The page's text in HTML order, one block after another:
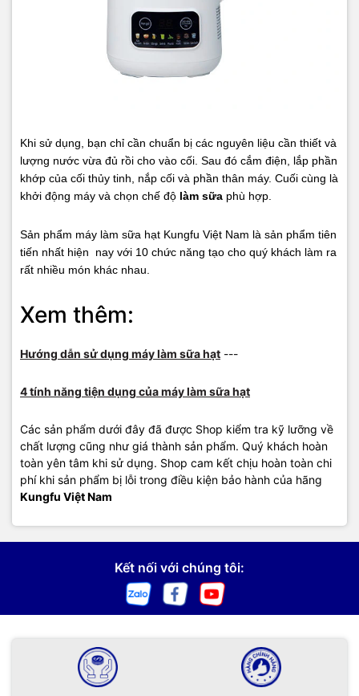
Khi sử dụng, bạn chỉ cần chuẩn bị các nguyên liệu cần thiết và
lượng nước vừa đủ rồi cho vào cối. Sau đó cắm điện, lắp phần
khớp của cối thủy tinh, nắp cối và phần thân máy. Cuối cùng là
khởi động máy và chọn chế độ làm sữa phù hợp.
Sản phẩm máy làm sữa hạt Kungfu Việt Nam là sản phẩm tiên
tiến nhất hiện nay với 10 chức năng tạo cho quý khách làm ra
rất nhiều món khác nhau.
Xem thêm:
Hướng dẫn sử dụng máy làm sữa hạt ---
4 tính năng tiện dụng của máy làm sữa hạt
Các sản phẩm dưới đây đã được Shop kiểm tra kỹ lưỡng về
chất lượng cũng như giá thành sản phẩm. Quý khách hoàn
toàn yên tâm khi sử dụng. Shop cam kết chịu hoàn toàn chi
phí khi sản phẩm bị lỗi trong điều kiện bảo hành của hãng
Kungfu Việt Nam
Kết nối với chúng tôi: